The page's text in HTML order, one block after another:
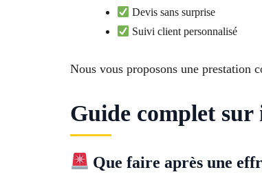
Devis sans surprise
Suivi client personnalisé
Nous vous proposons une prestation
Guide complet
Que faire après une